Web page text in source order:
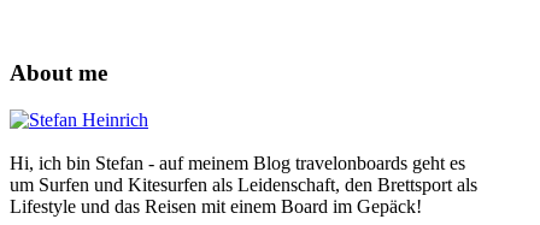
About me
Hi, ich bin Stefan - auf meinem Blog travelonboards geht es
um Surfen und Kitesurfen als Leidenschaft, den Brettsport als
Lifestyle und das Reisen mit einem Board im Gepäck!